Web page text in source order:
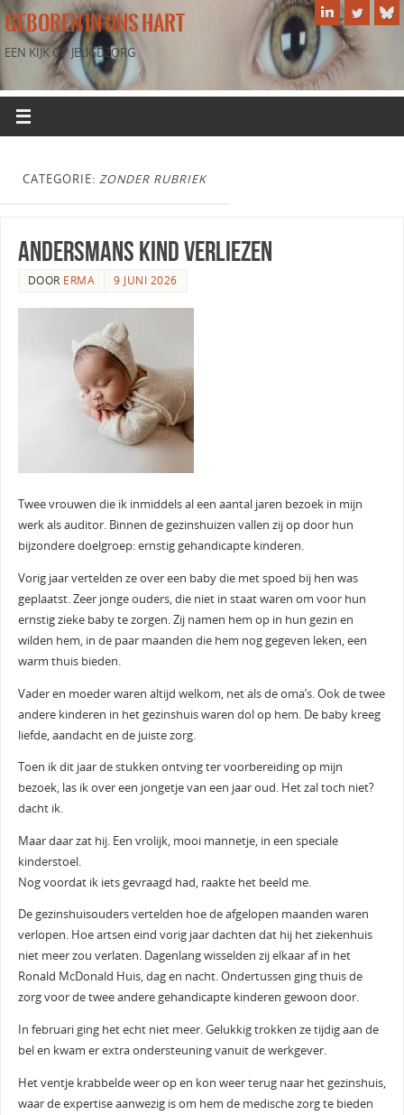
GEBOREN IN ONS HART
EEN KIJK OP JEUGDZORG
CATEGORIE: ZONDER RUBRIEK
andersmans kind verliezen
DOOR ERMA 9 JUNI 2026
Twee vrouwen die ik inmiddels al een aantal jaren bezoek in mijn
werk als auditor. Binnen de gezinshuizen vallen zij op door hun
bijzondere doelgroep: ernstig gehandicapte kinderen.
Vorig jaar vertelden ze over een baby die met spoed bij hen was
geplaatst. Zeer jonge ouders, die niet in staat waren om voor hun
ernstig zieke baby te zorgen. Zij namen hem op in hun gezin en
wilden hem, in de paar maanden die hem nog gegeven leken, een
warm thuis bieden.
Vader en moeder waren altijd welkom, net als de oma’s. Ook de twee
andere kinderen in het gezinshuis waren dol op hem. De baby kreeg
liefde, aandacht en de juiste zorg.
Toen ik dit jaar de stukken ontving ter voorbereiding op mijn
bezoek, las ik over een jongetje van een jaar oud. Het zal toch niet?
dacht ik.
Maar daar zat hij. Een vrolijk, mooi mannetje, in een speciale
kinderstoel.
Nog voordat ik iets gevraagd had, raakte het beeld me.
De gezinshuisouders vertelden hoe de afgelopen maanden waren
verlopen. Hoe artsen eind vorig jaar dachten dat hij het ziekenhuis
niet meer zou verlaten. Dagenlang wisselden zij elkaar af in het
Ronald McDonald Huis, dag en nacht. Ondertussen ging thuis de
zorg voor de twee andere gehandicapte kinderen gewoon door.
In februari ging het echt niet meer. Gelukkig trokken ze tijdig aan de
bel en kwam er extra ondersteuning vanuit de werkgever.
Het ventje krabbelde weer op en kon weer terug naar het gezinshuis,
waar de expertise aanwezig is om hem de medische zorg te bieden